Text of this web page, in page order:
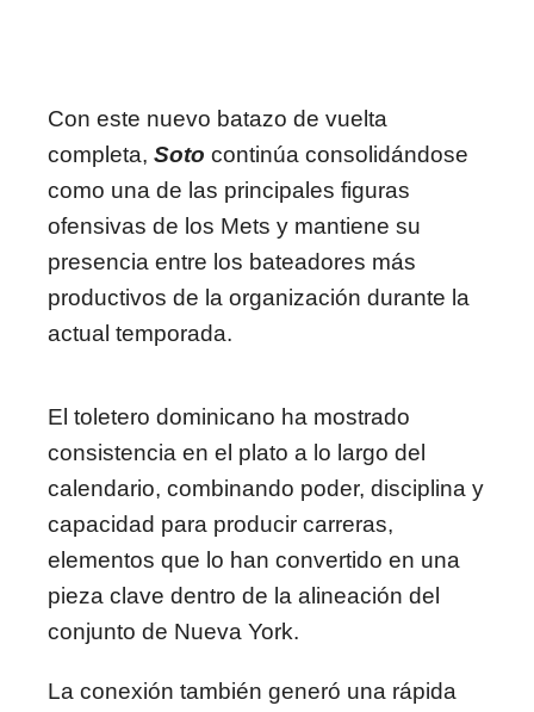
Con este nuevo batazo de vuelta
completa, Soto continúa consolidándose
como una de las principales figuras
ofensivas de los Mets y mantiene su
presencia entre los bateadores más
productivos de la organización durante la
actual temporada.
El toletero dominicano ha mostrado
consistencia en el plato a lo largo del
calendario, combinando poder, disciplina y
capacidad para producir carreras,
elementos que lo han convertido en una
pieza clave dentro de la alineación del
conjunto de Nueva York.
La conexión también generó una rápida